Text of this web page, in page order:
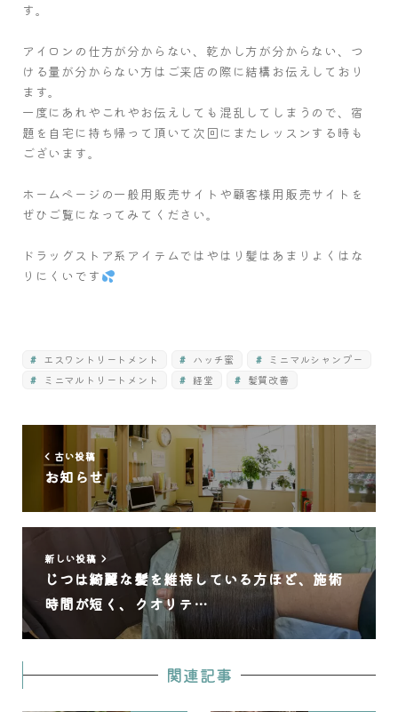
す。
アイロンの仕方が分からない、乾かし方が分からない、つ
ける量が分からない方はご来店の際に結構お伝えしており
ます。
一度にあれやこれやお伝えしても混乱してしまうので、宿
題を自宅に持ち帰って頂いて次回にまたレッスンする時も
ございます。
ホームページの一般用販売サイトや顧客様用販売サイトを
ぜひご覧になってみてください。
ドラッグストア系アイテムではやはり髪はあまりよくはな
りにくいです
エスワントリートメント ハッチ蜜
ミニマルシャンプー
ミニマルトリートメント
経堂 髪質改善
古い投稿
お知らせ
新しい投稿
じつは綺麗な髪を維持している方ほど、施術
時間が短く、クオリテ…
関連記事